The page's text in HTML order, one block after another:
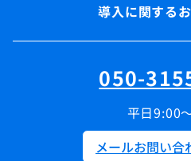
導入に関する
050-
平日9:00
メールお問い合